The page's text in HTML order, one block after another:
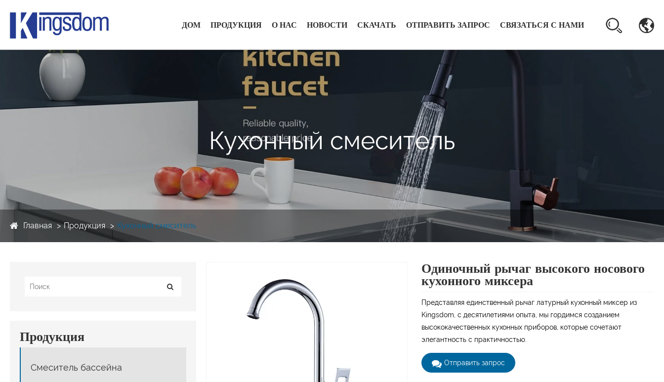
ДОМ ПРОДУКЦИЯ О НАС НОВОСТИ СКАЧАТЬ ОТПРАВИТЬ ЗАПРОС СВЯЗАТЬСЯ С НАМИ
Кухонный смеситель
Главная Продукция Кухонный смеситель
Продукция
Смеситель бассейна
Одиночный рычаг высокого носового
кухонного миксера
Представляя единственный рычаг латурный кухонный миксер из
Kingsdom, с десятилетиями опыта, мы гордимся созданием
высококачественных кухонных приборов, которые сочетают
элегантность с практичностью.
Отправить запрос